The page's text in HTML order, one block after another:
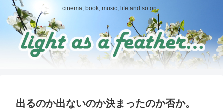
cinema, book, music, life and so on...
出るのか出ないのか決まったのか否か。